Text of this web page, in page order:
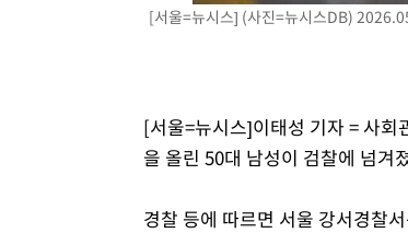
"여기 떨어졌다"…다누리, 스페이스X 로켓
"美간섭에 합의 지연"…트럼프, '이란 호르
[속보]산업장관 "李정부, 원전 반대 안해…안
[서울=뉴시스] (사진=뉴시스DB)
[서울=뉴시스]이태성 기자 = 사회
을 올린 50대 남성이 검찰에 넘겨
경찰 등에 따르면 서울 강서경찰